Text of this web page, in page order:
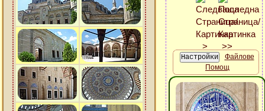
Файлове
Помощ